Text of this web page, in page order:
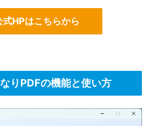
式HPはこちらから
なりPDFの機能と使い方